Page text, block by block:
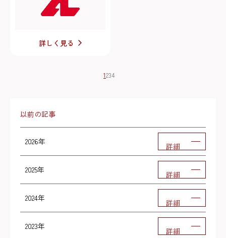
詳しく見る
1234
以前の記事
2026年 詳細
2025年 詳細
2024年 詳細
2023年 詳細